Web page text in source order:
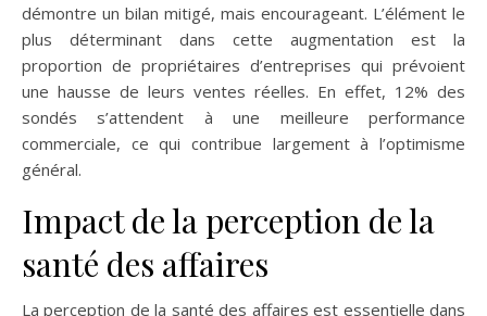
démontre un bilan mitigé, mais encourageant. L’élément le
plus déterminant dans cette augmentation est la
proportion de propriétaires d’entreprises qui prévoient
une hausse de leurs ventes réelles. En effet, 12% des
sondés s’attendent à une meilleure performance
commerciale, ce qui contribue largement à l’optimisme
général.
Impact de la perception de la
santé des affaires
La perception de la santé des affaires est essentielle dans